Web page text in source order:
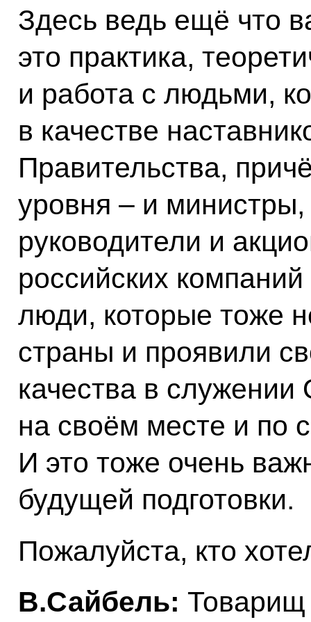
Здесь ведь ещё что
это практика,
и работа с людьми,
в качестве
Правительства,
уровня – и
руководители и
российских
люди, которые тоже
страны и проявили
качества в служении
на своём месте и по
И это тоже очень
будущей подготовки.
Пожалуйста, кто
В.Сайбель: